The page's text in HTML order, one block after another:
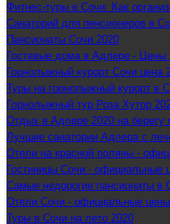
Фитнес-туры в Сочи: Как
Санаторий для пенсионеров в
Пансионаты Сочи 2020
Гостевые дома в Адлере - Цены
Горнолыжный курорт Сочи цена
Туры на горнолыжный курорт в
Горнолыжный тур Роза Хутор
Отдых в Адлере 2020 на берегу
Лучшие санатории Адлера с
Отели на красной поляны -
Гостиницы Сочи - официальные
Самые недорогие пансионаты в
Отели Сочи - официальные
Туры в Сочи на лето 2020